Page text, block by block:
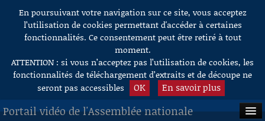
Aller au contenu
En poursuivant votre navigation sur ce site, vous acceptez
l’utilisation de cookies permettant d'accéder à certaines
fonctionnalités. Ce consentement peut être retiré à tout
moment.
ATTENTION : si vous n’acceptez pas l’utilisation de cookies, les
fonctionnalités de téléchargement d’extraits et de découpe ne
seront pas accessibles
OK En savoir plus
Portail vidéo de l'Assemblée nationale